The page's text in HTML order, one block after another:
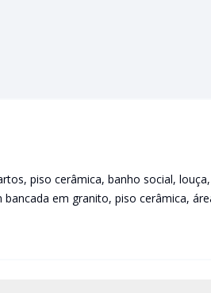
piso cerâmica, banho social,
em granito, piso cerâmica,